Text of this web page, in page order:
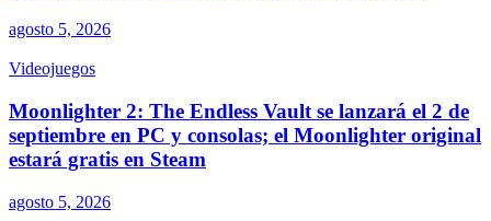
agosto 5, 2026
Videojuegos
Moonlighter 2: The Endless Vault se lanzará el 2 de
septiembre en PC y consolas; el Moonlighter original
estará gratis en Steam
agosto 5, 2026